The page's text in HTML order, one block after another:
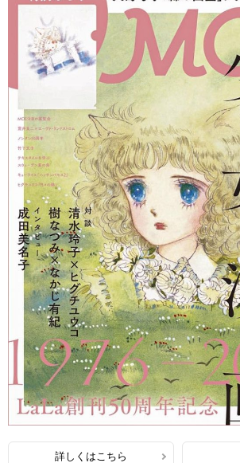
詳しくはこちら